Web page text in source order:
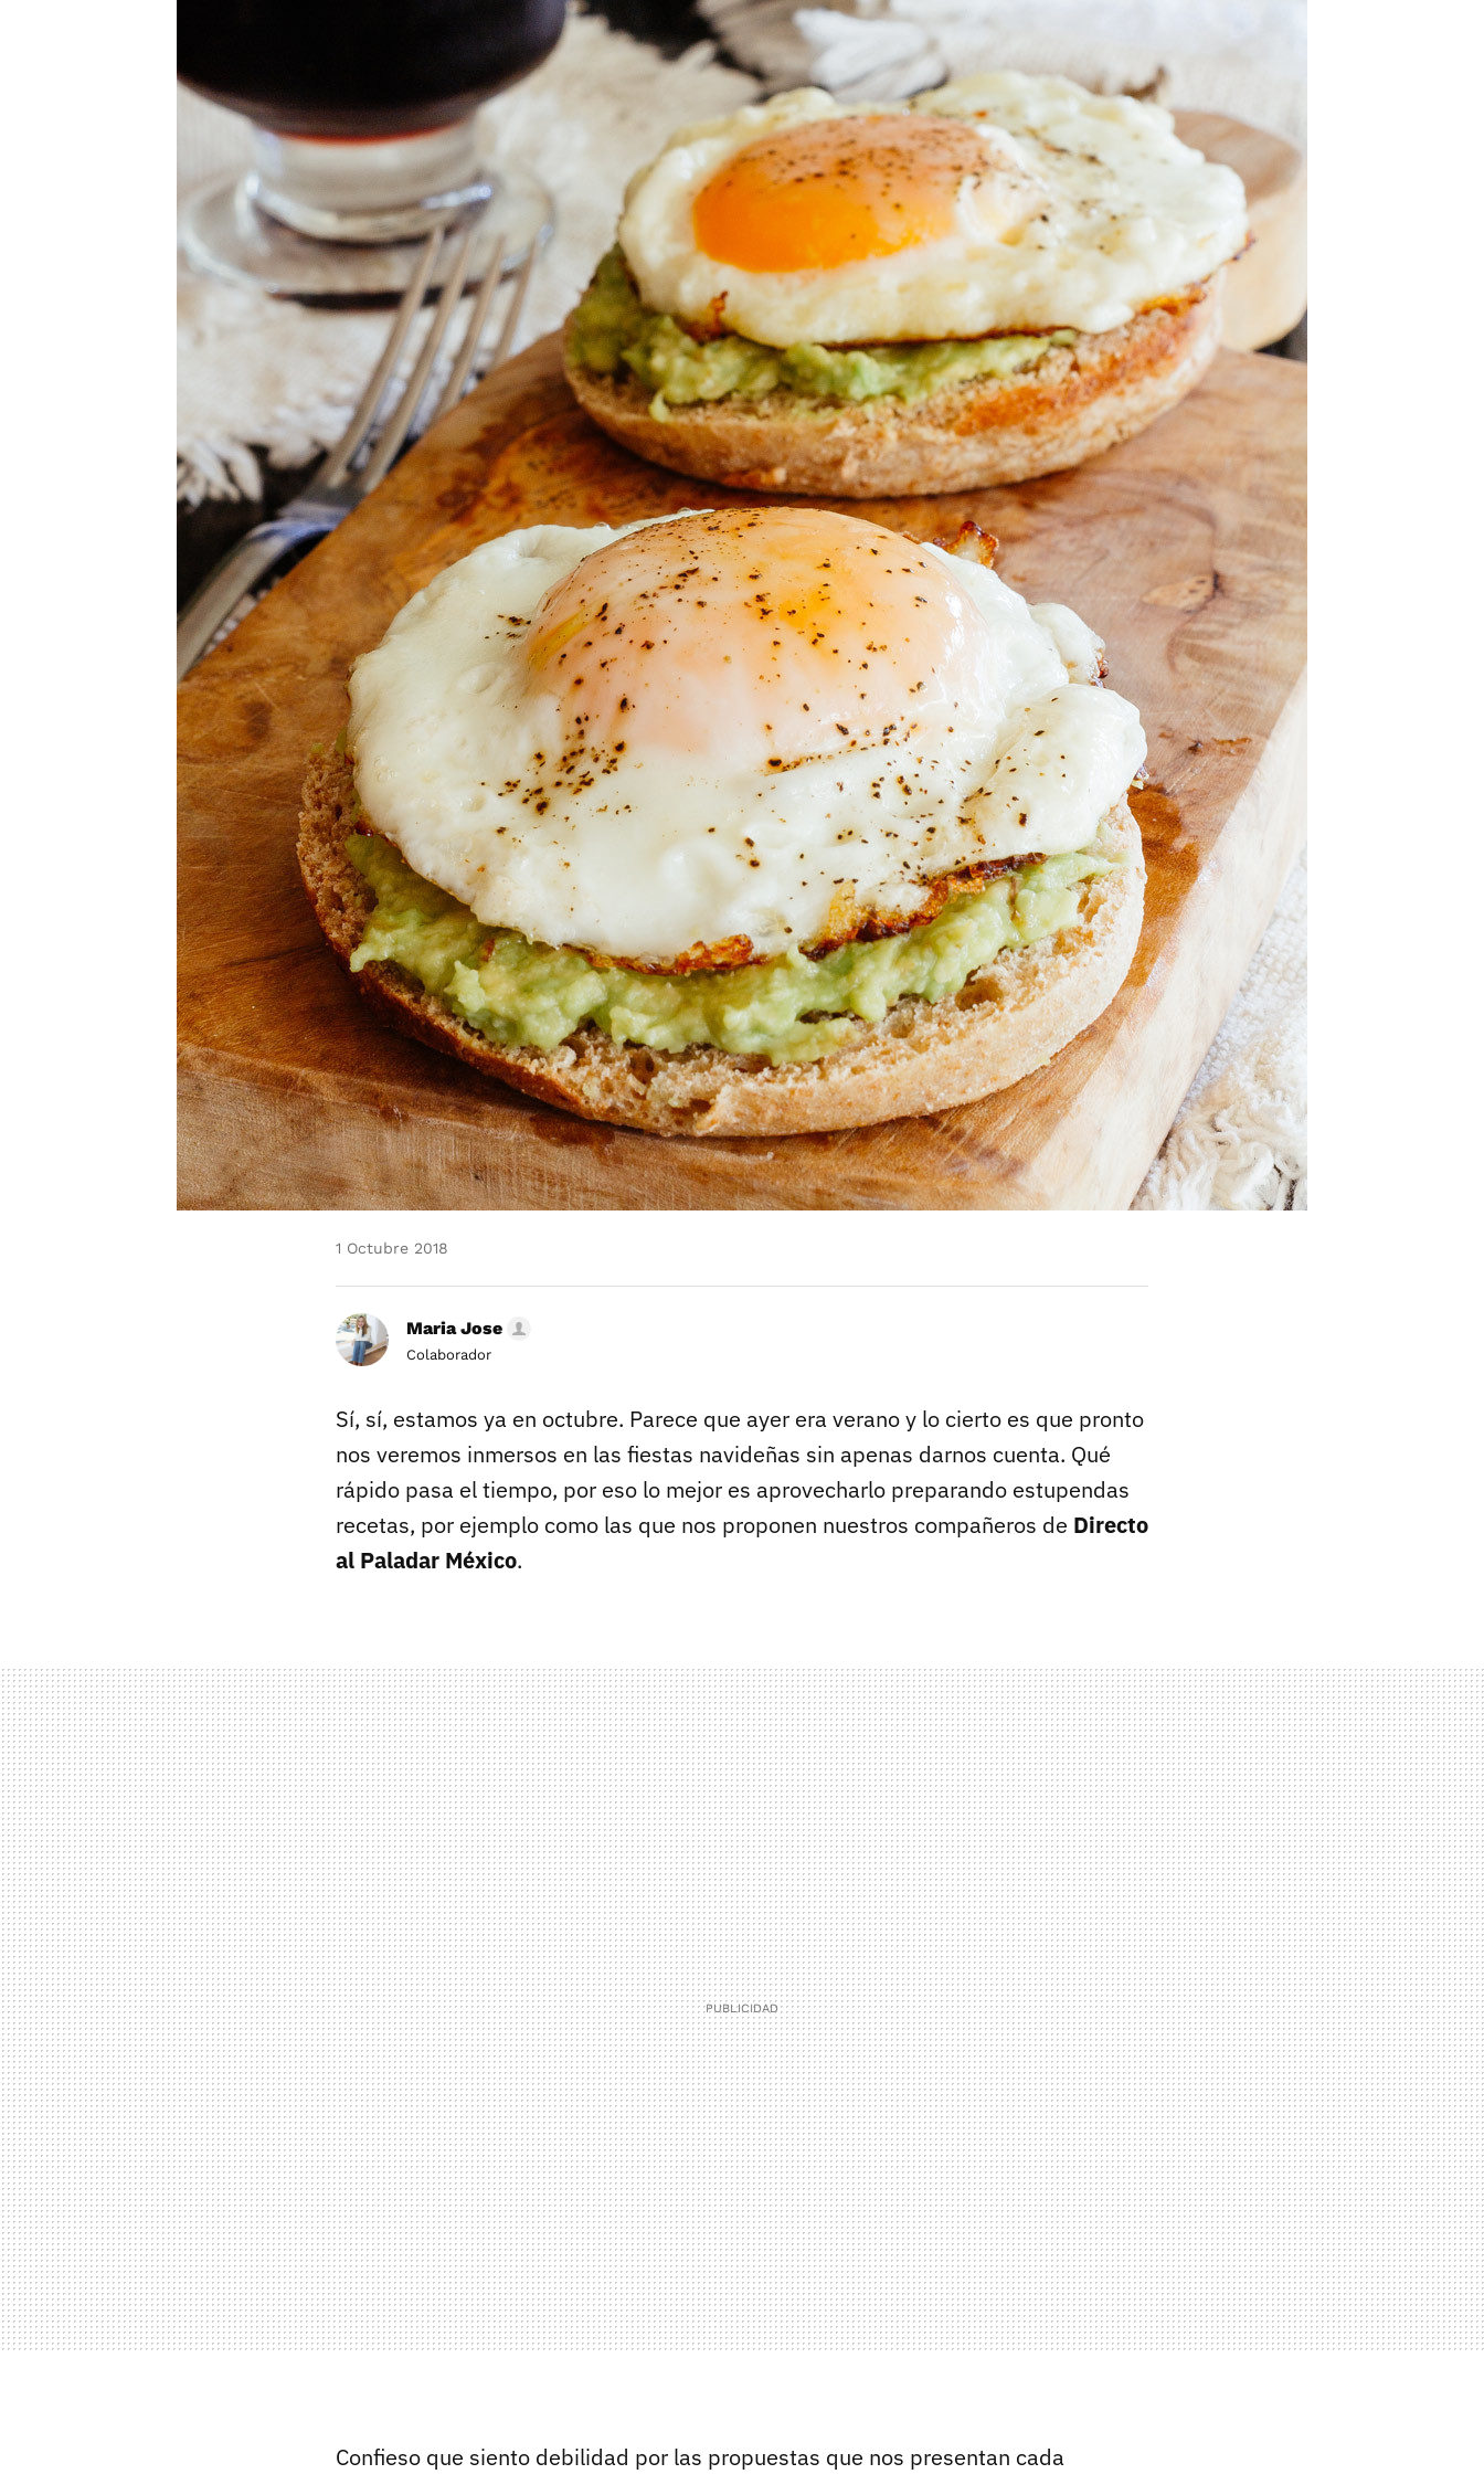
1 Octubre 2018
Maria Jose
Colaborador
Sí, sí, estamos ya en octubre. Parece que ayer era verano y lo cierto es que pronto
nos veremos inmersos en las fiestas navideñas sin apenas darnos cuenta. Qué
rápido pasa el tiempo, por eso lo mejor es aprovecharlo preparando estupendas
recetas, por ejemplo como las que nos proponen nuestros compañeros de Directo
al Paladar México.
Confieso que siento debilidad por las propuestas que nos presentan cada